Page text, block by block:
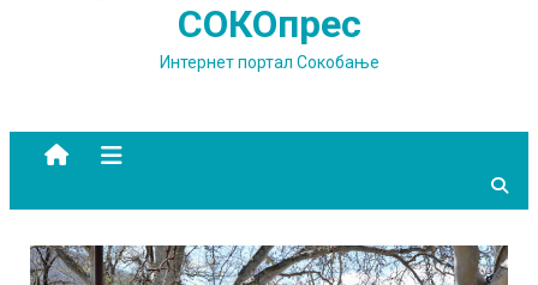
СОКОпрес
Интернет портал Сокобање